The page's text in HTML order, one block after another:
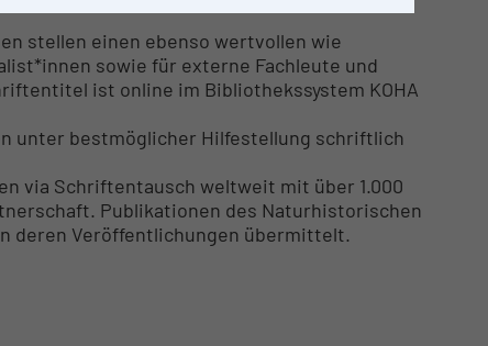
stellen einen ebenso wertvollen wie
sowie für externe Fachleute und
ist online im Bibliothekssystem KOHA
unter bestmöglicher Hilfestellung schriftlich
via Schriftentausch weltweit mit über 1.000
Publikationen des Naturhistorischen
deren Veröffentlichungen übermittelt.